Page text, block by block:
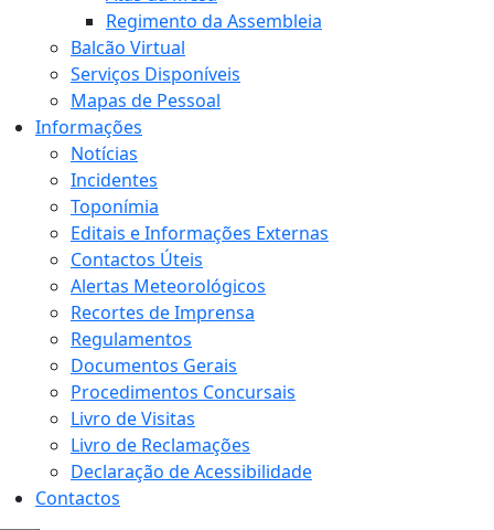
Regimento da Assembleia
Balcão Virtual
Serviços Disponíveis
Mapas de Pessoal
Informações
Notícias
Incidentes
Toponímia
Editais e Informações Externas
Contactos Úteis
Alertas Meteorológicos
Recortes de Imprensa
Regulamentos
Documentos Gerais
Procedimentos Concursais
Livro de Visitas
Livro de Reclamações
Declaração de Acessibilidade
Contactos